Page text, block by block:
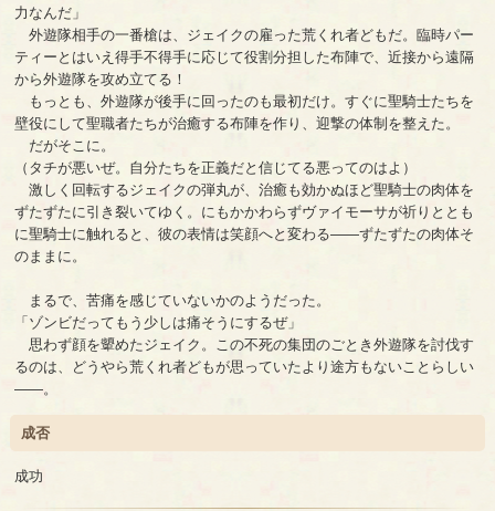
力なんだ」
外遊隊相手の一番槍は、ジェイクの雇った荒くれ者どもだ。臨時パー
ティーとはいえ得手不得手に応じて役割分担した布陣で、近接から遠隔
から外遊隊を攻め立てる！
もっとも、外遊隊が後手に回ったのも最初だけ。すぐに聖騎士たちを
壁役にして聖職者たちが治癒する布陣を作り、迎撃の体制を整えた。
だがそこに。
（タチが悪いぜ。自分たちを正義だと信じてる悪ってのはよ）
激しく回転するジェイクの弾丸が、治癒も効かぬほど聖騎士の肉体を
ずたずたに引き裂いてゆく。にもかかわらずヴァイモーサが祈りととも
に聖騎士に触れると、彼の表情は笑顔へと変わる――ずたずたの肉体そ
のままに。
まるで、苦痛を感じていないかのようだった。
「ゾンビだってもう少しは痛そうにするぜ」
思わず顔を顰めたジェイク。この不死の集団のごとき外遊隊を討伐す
るのは、どうやら荒くれ者どもが思っていたより途方もないことらしい
――。
成否
成功